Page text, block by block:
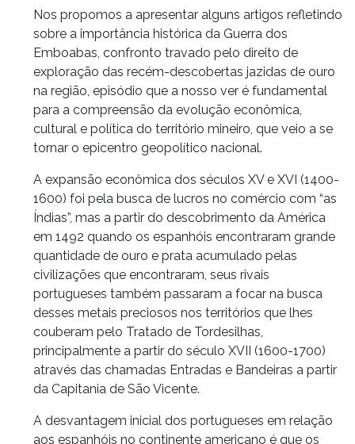
Nos propomos a apresentar alguns artigos refletindo
sobre a importância histórica da Guerra dos
Emboabas, confronto travado pelo direito de
exploração das recém-descobertas jazidas de ouro
na região, episódio que a nosso ver é fundamental
para a compreensão da evolução econômica,
cultural e política do território mineiro, que veio a se
tornar o epicentro geopolítico nacional.
A expansão econômica dos séculos XV e XVI (1400-
1600) foi pela busca de lucros no comércio com “as
Índias”, mas a partir do descobrimento da América
em 1492 quando os espanhóis encontraram grande
quantidade de ouro e prata acumulado pelas
civilizações que encontraram, seus rivais
portugueses também passaram a focar na busca
desses metais preciosos nos territórios que lhes
couberam pelo Tratado de Tordesilhas,
principalmente a partir do século XVII (1600-1700)
através das chamadas Entradas e Bandeiras a partir
da Capitania de São Vicente.
A desvantagem inicial dos portugueses em relação
aos espanhóis no continente americano é que os